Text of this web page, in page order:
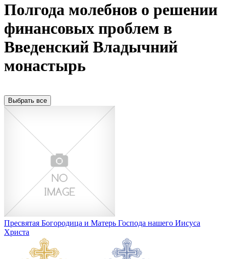
Полгода молебнов о решении
финансовых проблем в
Введенский Владычний
монастырь
Выбрать все
Пресвятая Богородица и Матерь Господа нашего Иисуса
Христа